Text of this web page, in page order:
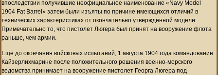
впоследствии получившие неофициальное наименование «Navy Model
1904 Fat Barrel» затем были изъяты по причине имеющихся отличий в
технических характеристиках от окончательно утверждённой модели.
Примечательно то, что пистолет Люгера был принят на вооружение флота
раньше, чем армии.
Ещё до окончания войсковых испытаний, 1 августа 1904 года командование
Кайзерлихмарине после положительного решения военно-морского
ведомства принимает на вооружение пистолет Георга Люгера под